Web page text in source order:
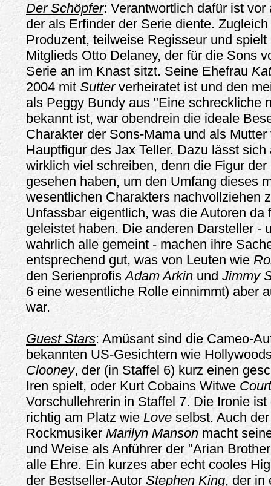
Der Schöpfer: Verantwortlich dafür ist
der als Erfinder der Serie diente.
Produzent, teilweise Regisseur und
Mitglieds Otto Delaney, der für die Sons
Serie an im Knast sitzt. Seine Ehefrau
2004 mit Sutterverheiratet ist und den
als Peggy Bundy aus "Eine schreckliche
bekannt ist, war obendrein die ideale
Charakter der Sons-Mama und als
Hauptfigur des Jax Teller. Dazu lässt
wirklich viel schreiben, denn die Figur
gesehen haben, um den Umfang dieses
wesentlichen Charakters nachvollziehen
Unfassbar eigentlich, was die Autoren da
geleistet haben. Die anderen Darsteller -
wahrlich alle gemeint - machen ihre
entsprechend gut, was von Leuten wie
den SerienprofisAdam Arkin und Jimmy
6 eine wesentliche Rolle einnimmt) aber
war.
Guest Stars: Amüsant sind die Cameo-
bekannten US-Gesichtern wie
Clooney, der (in Staffel 6) kurz einen
Iren spielt, oder Kurt Cobains Witwe
Vorschullehrerin in Staffel 7. Die Ironie
richtig am Platz wie Love selbst. Auch
Rockmusiker Marilyn Manson macht
und Weise als Anführer der "Arian
alle Ehre. Ein kurzes aber echt cooles
der Bestseller-Autor Stephen King, der in